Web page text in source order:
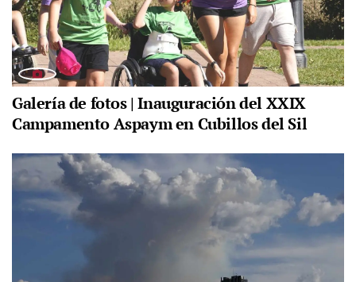
Galería de fotos | Inauguración del XXIX
Campamento Aspaym en Cubillos del Sil